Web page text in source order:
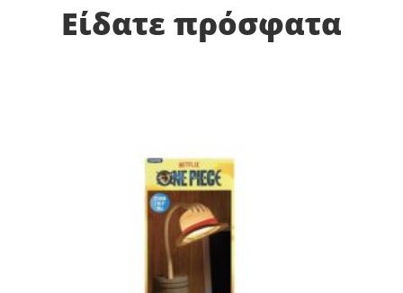
Είδατε πρόσφατα